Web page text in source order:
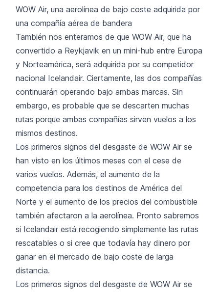
WOW Air, una aerolínea de bajo coste adquirida por
una compañía aérea de bandera
También nos enteramos de que WOW Air, que ha
convertido a Reykjavik en un mini-hub entre Europa
y Norteamérica, será adquirida por su competidor
nacional Icelandair. Ciertamente, las dos compañías
continuarán operando bajo ambas marcas. Sin
embargo, es probable que se descarten muchas
rutas porque ambas compañías sirven vuelos a los
mismos destinos.
Los primeros signos del desgaste de WOW Air se
han visto en los últimos meses con el cese de
varios vuelos. Además, el aumento de la
competencia para los destinos de América del
Norte y el aumento de los precios del combustible
también afectaron a la aerolínea. Pronto sabremos
si Icelandair está recogiendo simplemente las rutas
rescatables o si cree que todavía hay dinero por
ganar en el mercado de bajo coste de larga
distancia.
Los primeros signos del desgaste de WOW Air se